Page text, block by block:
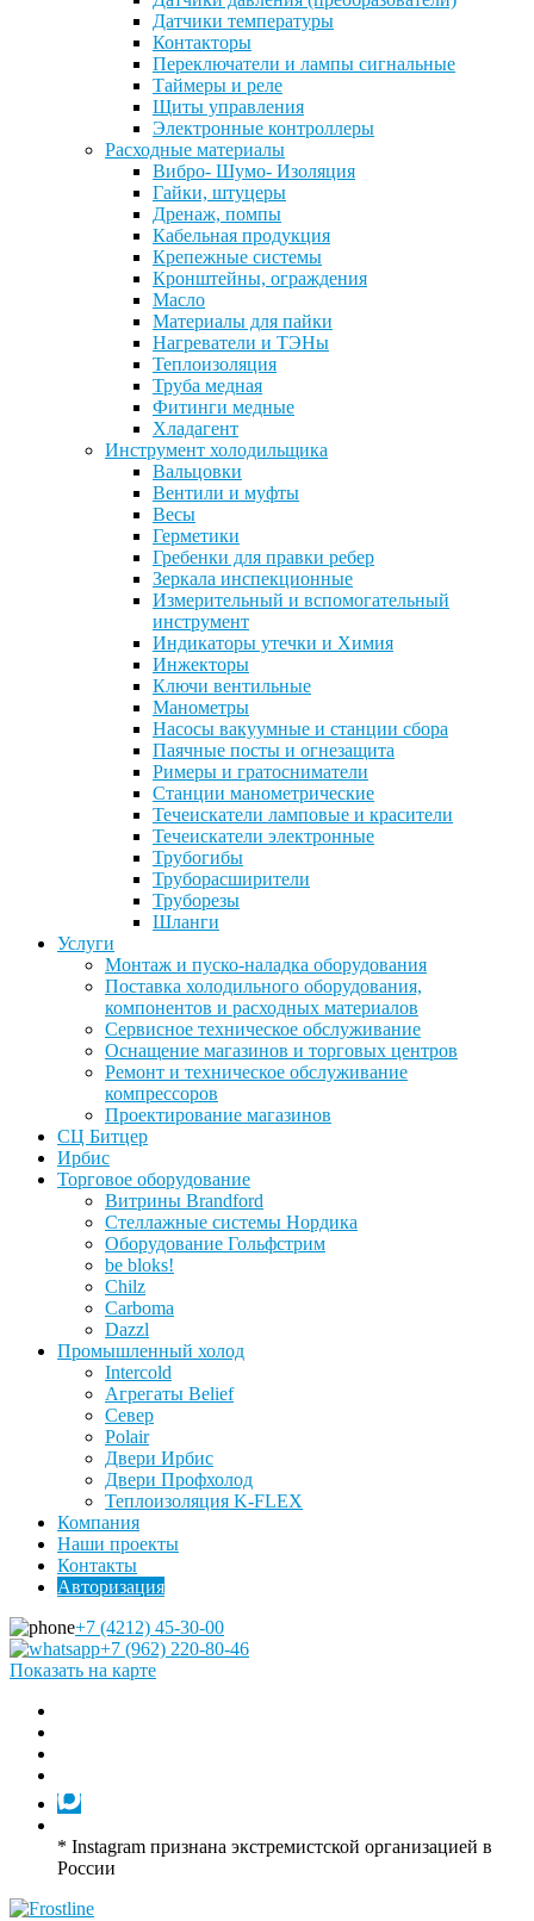
Датчики температуры
Контакторы
Переключатели и лампы сигнальные
Таймеры и реле
Щиты управления
Электронные контроллеры
Расходные материалы
Вибро- Шумо- Изоляция
Гайки, штуцеры
Дренаж, помпы
Кабельная продукция
Крепежные системы
Кронштейны, ограждения
Масло
Материалы для пайки
Нагреватели и ТЭНы
Теплоизоляция
Труба медная
Фитинги медные
Хладагент
Инструмент холодильщика
Вальцовки
Вентили и муфты
Весы
Герметики
Гребенки для правки ребер
Зеркала инспекционные
Измерительный и вспомогательный
инструмент
Индикаторы утечки и Химия
Инжекторы
Ключи вентильные
Манометры
Насосы вакуумные и станции сбора
Паячные посты и огнезащита
Римеры и гратосниматели
Станции манометрические
Течеискатели ламповые и красители
Течеискатели электронные
Трубогибы
Труборасширители
Труборезы
Шланги
Услуги
Монтаж и пуско-наладка оборудования
Поставка холодильного оборудования,
компонентов и расходных материалов
Сервисное техническое обслуживание
Оснащение магазинов и торговых центров
Ремонт и техническое обслуживание
компрессоров
Проектирование магазинов
СЦ Битцер
Ирбис
Торговое оборудование
Витрины Brandford
Стеллажные системы Нордика
Оборудование Гольфстрим
be bloks!
Chilz
Carboma
Dazzl
Промышленный холод
Intercold
Агрегаты Belief
Север
Polair
Двери Ирбис
Двери Профхолод
Теплоизоляция K-FLEX
Компания
Наши проекты
Контакты
Авторизация
+7 (4212) 45-30-00
+7 (962) 220-80-46
Показать на карте
* Instagram признана экстремистской организацией в
России